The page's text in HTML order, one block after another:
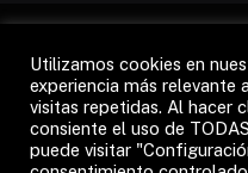
AVISO LEGAL
POLÍTICA DE PRIVACIDAD
Utilizamos cookies en
experiencia más relevante
visitas repetidas. Al hacer
consiente el uso de
puede visitar